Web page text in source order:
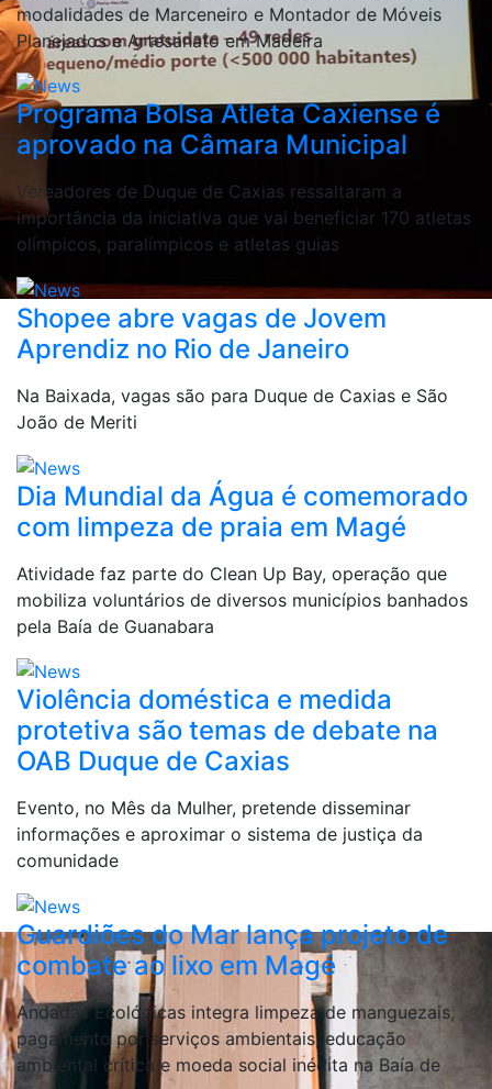
modalidades de Marceneiro e Montador de Móveis
Planejados e Artesanato em Madeira
Programa Bolsa Atleta Caxiense é
aprovado na Câmara Municipal
Vereadores de Duque de Caxias ressaltaram a
importância da iniciativa que vai beneficiar 170 atletas
olímpicos, paralímpicos e atletas guias
Shopee abre vagas de Jovem
Aprendiz no Rio de Janeiro
Na Baixada, vagas são para Duque de Caxias e São
João de Meriti
Dia Mundial da Água é comemorado
com limpeza de praia em Magé
Atividade faz parte do Clean Up Bay, operação que
mobiliza voluntários de diversos municípios banhados
pela Baía de Guanabara
Violência doméstica e medida
protetiva são temas de debate na
OAB Duque de Caxias
Evento, no Mês da Mulher, pretende disseminar
informações e aproximar o sistema de justiça da
comunidade
Guardiões do Mar lança projeto de
combate ao lixo em Magé
Andadas Ecológicas integra limpeza de manguezais,
pagamento por serviços ambientais, educação
ambiental crítica e moeda social inédita na Baía de